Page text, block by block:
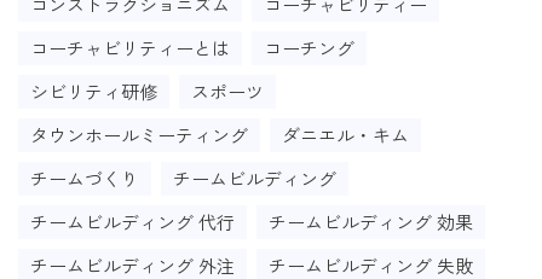
コーチャビリティーとは
コーチング
シビリティ研修
スポーツ
タウンホールミーティング
ダニエル・キム
チームづくり
チームビルディング
チームビルディング 代行
チームビルディング 効果
チームビルディング 外注
チームビルディング 失敗